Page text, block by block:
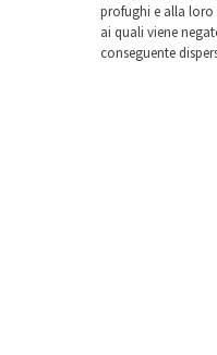
profughi e alla
ai quali viene
conseguente